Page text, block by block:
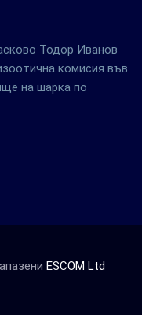
Тодор Иванов
комисия във
на шарка по
ESCOM Ltd